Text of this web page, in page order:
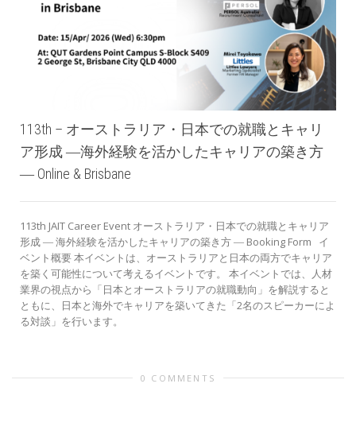
113th – オーストラリア・日本での就職とキャリ
ア形成 ―海外経験を活かしたキャリアの築き方
― Online & Brisbane
113th JAIT Career Event オーストラリア・日本での就職とキャリア
形成 ― 海外経験を活かしたキャリアの築き方 ― Booking Form イ
ベント概要 本イベントは、オーストラリアと日本の両方でキャリア
を築く可能性について考えるイベントです。 本イベントでは、人材
業界の視点から「日本とオーストラリアの就職動向」を解説すると
ともに、日本と海外でキャリアを築いてきた「2名のスピーカーによ
る対談」を行います。
0 COMMENTS